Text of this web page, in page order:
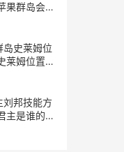
果群岛会实
岛史莱姆位
莱姆位置坐
苹果群岛什
刘邦技能方
主是谁的皮